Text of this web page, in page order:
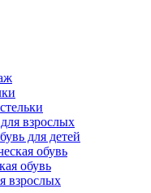
взрослых
для детей
обувь
обувь
взрослых